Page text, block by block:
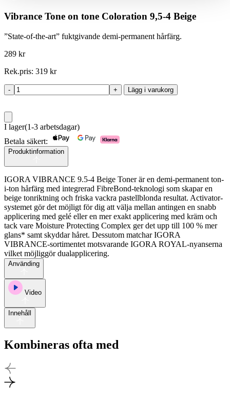
Vibrance Tone on tone Coloration 9,5-4 Beige
”State-of-the-art” fuktgivande demi-permanent hårfärg.
289 kr
Rek.pris: 319 kr
-
Igora
9,5-
4
60ml
mängd
+ Lägg i varukorg
I lager(1-3 arbetsdagar)
Betala säkert:
Produktinformation
IGORA VIBRANCE 9.5-4 Beige Toner är en demi-permanent ton-
i-ton hårfärg med integrerad FibreBond-teknologi som skapar en
beige tonriktning och friska vackra pastellblonda resultat. Activator-
systemet gör det möjligt för dig att välja mellan antingen en snabb
applicering med gelé eller en mer exakt applicering med kräm och
tack vare Moisture Protecting Complex ger det upp till 100 % mer
glans* samt skyddar håret. Dessutom matchar IGORA
VIBRANCE-sortimentet motsvarande IGORA ROYAL-nyanserna
vilket möjliggör dualapplicering.
Använding
Video
Innehåll
Kombineras ofta med